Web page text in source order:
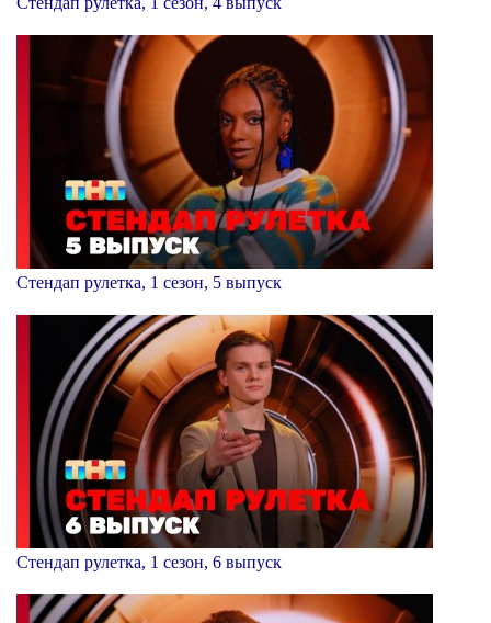
Стендап рулетка, 1 сезон, 5 выпуск
Стендап рулетка, 1 сезон, 6 выпуск